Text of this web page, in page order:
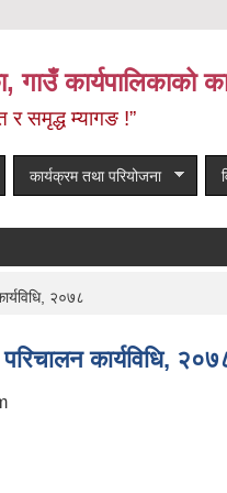
गाउँ कार्यपालिकाको
समृद्ध म्यागङ !”
कार्यक्रम तथा परियोजना
२०७८
कार्यविधि,